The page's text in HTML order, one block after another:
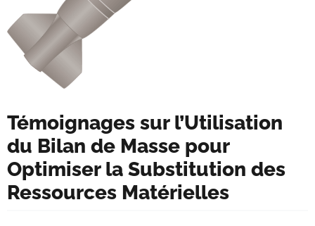
Témoignages sur l’Utilisation
du Bilan de Masse pour
Optimiser la Substitution des
Ressources Matérielles